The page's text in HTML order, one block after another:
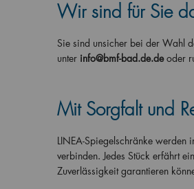
Wir sind für Sie
Sie sind unsicher bei der Wahl
unter info@bmf-bad.de.deoder
Mit Sorgfalt und
LINEA-Spiegelschränke werden
verbinden. Jedes Stück erfährt
Zuverlässigkeit garantieren